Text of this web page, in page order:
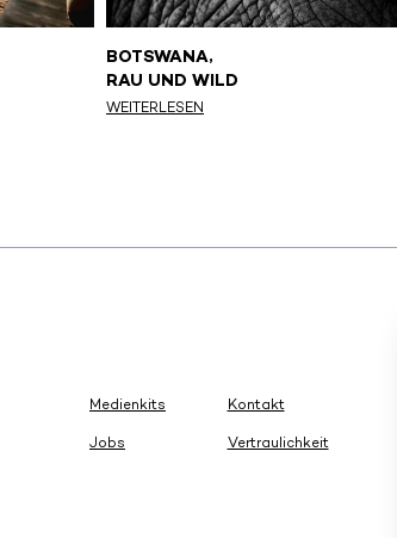
BOTSWANA,
RAU UND WILD
WEITERLESEN
Medienkits Kontakt
Jobs Vertraulichkeit